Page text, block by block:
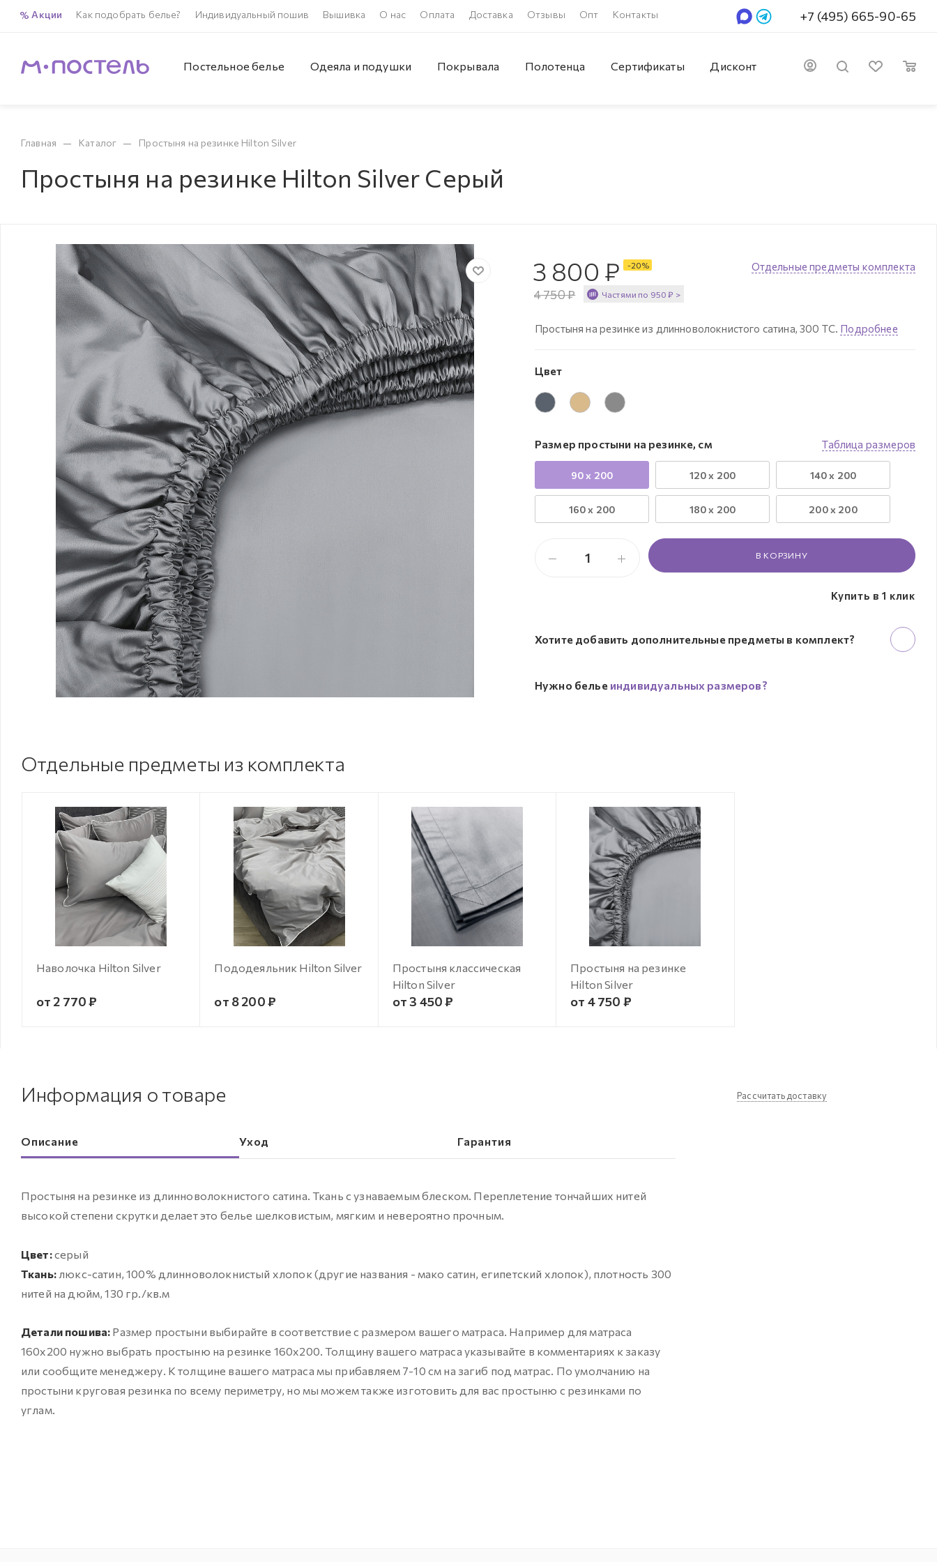
Акции Как подобрать белье? Индивидуальный пошив Вышивка О нас Оплата Доставка Отзывы Опт Контакты +7 (495) 665-90-65
Постельное белье Одеяла и подушки Покрывала Полотенца Сертификаты Дисконт
Главная — Каталог — Простыня на резинке Hilton Silver
Простыня на резинке Hilton Silver Серый
3 800 ₽
4 750₽
-20%
Частями по 950 ₽ >
Отдельные предметы комплекта
Простыня на резинке из длинноволокнистого сатина, 300 ТС. Подробнее
Цвет
Таблица размеров
Размер простыни на резинке, см
90 x 200 120 x 200 140 x 200
160 x 200 180 x 200 200 x 200
В КОРЗИНУ
Купить в 1 клик
Хотите добавить дополнительные предметы в комплект?
Нужно белье индивидуальных размеров?
Отдельные предметы из комплекта
Наволочка Hilton Silver
от 2 770 ₽
Пододеяльник Hilton Silver
от 8 200 ₽
Простыня классическая
Hilton Silver
от 3 450 ₽
Простыня на резинке
Hilton Silver
от 4 750 ₽
Информация о товаре
Описание Уход Гарантия
Простыня на резинке из длинноволокнистого сатина. Ткань с узнаваемым блеском. Переплетение тончайших нитей
высокой степени скрутки делает это белье шелковистым, мягким и невероятно прочным.
Цвет:серый
Ткань:люкс-сатин, 100% длинноволокнистый хлопок (другие названия - мако сатин, египетский хлопок), плотность 300
нитей на дюйм, 130 гр./кв.м
Детали пошива: Размер простыни выбирайте в соответствие с размером вашего матраса. Например для матраса
160х200 нужно выбрать простыню на резинке 160х200. Толщину вашего матраса указывайте в комментариях к заказу
или сообщите менеджеру. К толщине вашего матраса мы прибавляем 7-10 см на загиб под матрас. По умолчанию на
простыни круговая резинка по всему периметру, но мы можем также изготовить для вас простыню с резинками по
углам.
Рассчитать доставку